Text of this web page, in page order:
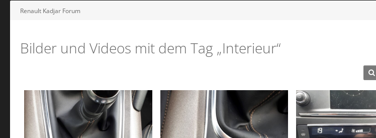
Renault Kadjar Forum
Bilder und Videos mit dem Tag „Interieur“